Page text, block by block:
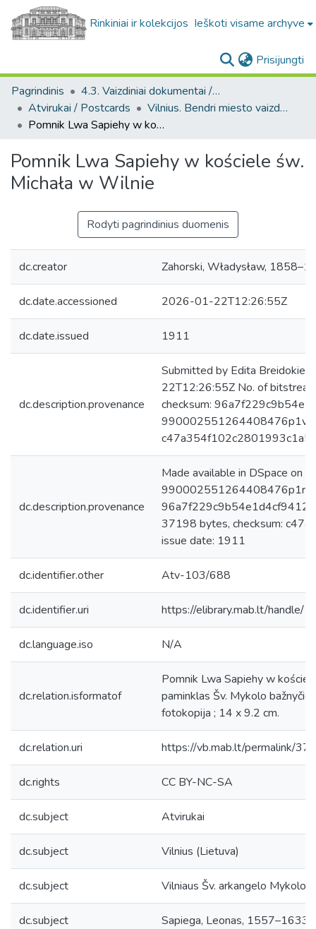
Rinkiniai ir kolekcijos Ieškoti visame archyve
Prisijungti
Pagrindinis
4.3. Vaizdiniai dokumentai / Visual documents
Atvirukai / Postcards
Vilnius. Bendri miesto vaizdai : miesto ir jo apylinkių fotografinių atvirukų rinkinys
Pomnik Lwa Sapiehy w kościele św. Michała w Wilnie
Pomnik Lwa Sapiehy w kościele św.
Michała w Wilnie
Rodyti pagrindinius duomenis
dc.creator Zahorski, Władysław,
dc.date.accessioned 2026-01-22T12:26:55Z
dc.date.issued 1911
dc.description.provenance
Submitted by Edita
22T12:26:55Z No. of
checksum:
dc.description.provenance
Made available in DSpace on
37198 bytes, checksum:
issue date: 1911
dc.identifier.other Atv-103/688
dc.identifier.uri https://elibrary.mab.lt/handle/
dc.language.iso N/A
dc.relation.isformatof
Pomnik Lwa Sapiehy w
paminklas Šv. Mykolo
fotokopija ; 14 x 9.2 cm.
dc.relation.uri https://vb.mab.lt/permalink/
dc.rights CC BY-NC-SA
dc.subject Atvirukai
dc.subject Vilnius (Lietuva)
dc.subject Vilniaus Šv. arkangelo Mykolo
dc.subject Sapiega, Leonas, 1557–1633